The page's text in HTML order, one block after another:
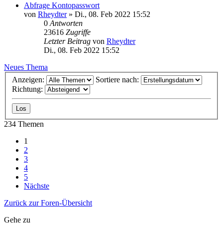
Abfrage Kontopasswort
von Rheydter» Di., 08. Feb 2022 15:52
0 Antworten
23616 Zugriffe
Letzter Beitrag von Rheydter
Di., 08. Feb 2022 15:52
Neues Thema
Anzeigen:
Sortiere nach:
Richtung:
234 Themen
1
2
3
4
5
Nächste
Zurück zur Foren-Übersicht
Gehe zu